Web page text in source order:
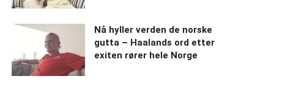
Nå hyller verden de norske
gutta – Haalands ord etter
exiten rører hele Norge